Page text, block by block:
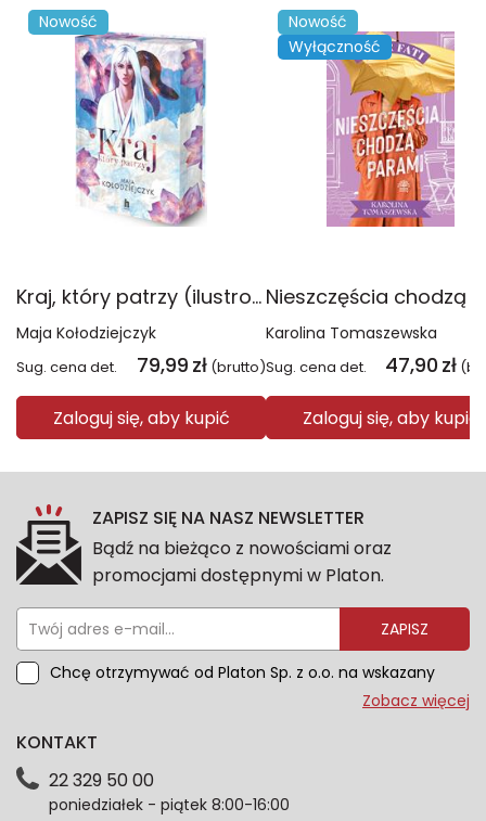
Nowość
Kraj, który patrzy (ilustrowane brzegi)
Maja Kołodziejczyk
Sug. cena det. 79,99 zł (brutto)
Zaloguj się, aby kupić
Nowość
Wyłączność
Karolina Tomaszewska
Sug. cena det. 47,90 zł
Zaloguj się, aby kupić
ZAPISZ SIĘ NA NASZ NEWSLETTER
Bądź na bieżąco z nowościami oraz
promocjami dostępnymi w Platon.
ZAPISZ
Chcę otrzymywać od Platon Sp. z o.o. na wskazany
przeze mnie adres e-mail informacje marketingowe
dotyczące danych osobowych znajdziesz w naszej
każdym czasie. Wycofanie zgody nie wpłynie na
zgodność z prawem przetwarzania dokonanego przed
Zobacz więcej
KONTAKT
22 329 50 00
poniedziałek - piątek 8:00-16:00